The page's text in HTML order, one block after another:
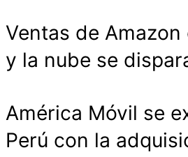
Ventas de Amazon
y la nube se
América Móvil se
Perú con la